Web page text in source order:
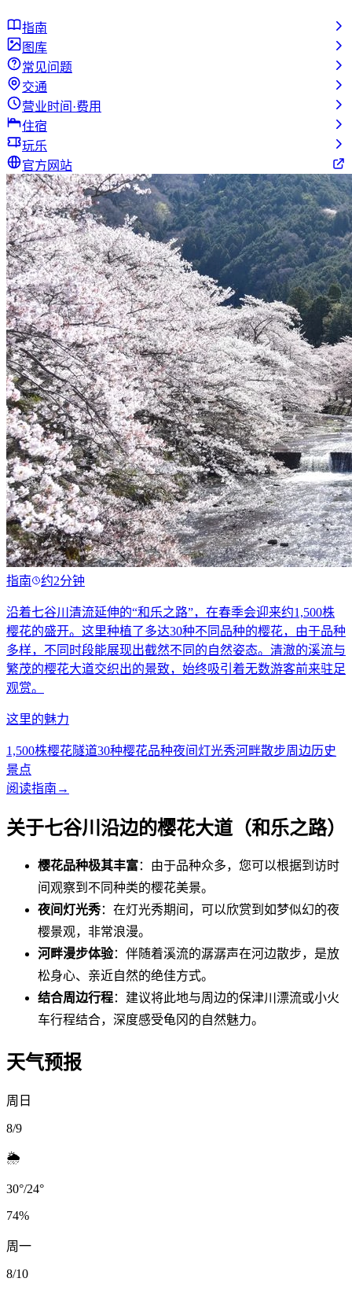
指南
图库
常见问题
交通
营业时间·费用
住宿
玩乐
官方网站
指南 约2分钟
沿着七谷川清流延伸的“和乐之路”，在春季会迎来约1,500株
樱花的盛开。这里种植了多达30种不同品种的樱花，由于品种
多样，不同时段能展现出截然不同的自然姿态。清澈的溪流与
繁茂的樱花大道交织出的景致，始终吸引着无数游客前来驻足
观赏。
这里的魅力
1,500株樱花隧道30种樱花品种夜间灯光秀河畔散步周边历史
景点
阅读指南 →
关于七谷川沿边的樱花大道（和乐之路）
樱花品种极其丰富：由于品种众多，您可以根据到访时
间观察到不同种类的樱花美景。
夜间灯光秀：在灯光秀期间，可以欣赏到如梦似幻的夜
樱景观，非常浪漫。
河畔漫步体验：伴随着溪流的潺潺声在河边散步，是放
松身心、亲近自然的绝佳方式。
结合周边行程：建议将此地与周边的保津川漂流或小火
车行程结合，深度感受龟冈的自然魅力。
天气预报
周日
8/9
🌦️
30°/24°
74%
周一
8/10